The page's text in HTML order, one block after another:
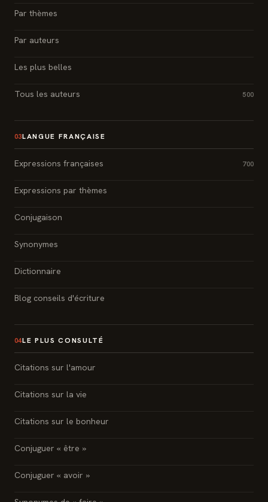
Par thèmes
Par auteurs
Les plus belles
Tous les auteurs 500
03LANGUE FRANÇAISE
Expressions françaises 700
Expressions par thèmes
Conjugaison
Synonymes
Dictionnaire
Blog conseils d'écriture
04LE PLUS CONSULTÉ
Citations sur l'amour
Citations sur la vie
Citations sur le bonheur
Conjuguer « être »
Conjuguer « avoir »